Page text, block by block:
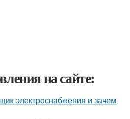
на сайте:
электроснабжения и зачем